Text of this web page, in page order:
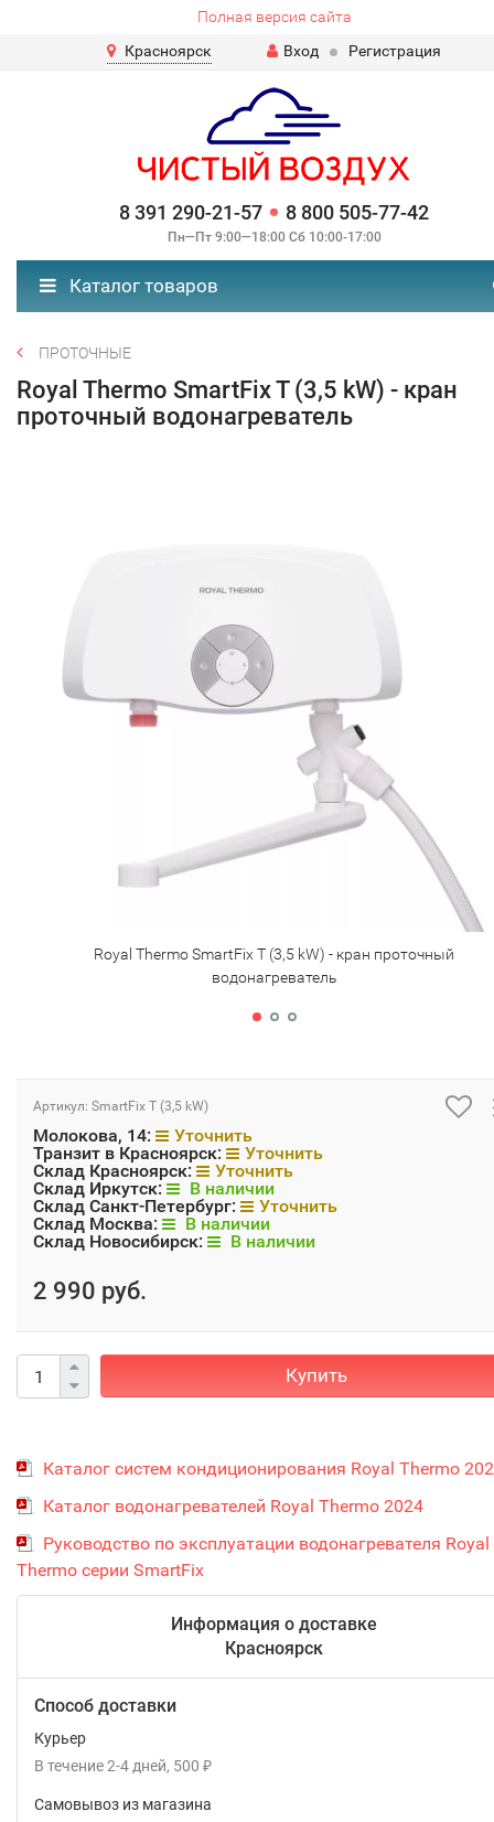
Полная версия сайта
Красноярск
Вход Регистрация
8 391 290-21-57 8 800 505-77-42
Пн—Пт 9:00—18:00 Сб 10:00-17:00
Каталог товаров
ПРОТОЧНЫЕ
Royal Thermo SmartFix T (3,5 kW) - кран
проточный водонагреватель
Royal Thermo SmartFix T (3,5 kW) - кран проточный
водонагреватель
Артикул: SmartFix T (3,5 kW)
Молокова, 14:
Уточнить
Транзит в Красноярск:
Уточнить
Склад Красноярск:
Уточнить
Склад Иркутск:
В наличии
Склад Санкт-Петербург:
Уточнить
Склад Москва:
В наличии
Склад Новосибирск:
В наличии
2 990 руб.
Купить
Каталог систем кондиционирования Royal Thermo
Каталог водонагревателей Royal Thermo 2024
Руководство по эксплуатации водонагревателя Royal
Thermo серии SmartFix
Информация о доставке
Красноярск
Способ доставки
Курьер
В течение2-4 дней 500 ₽
Самовывоз из магазина